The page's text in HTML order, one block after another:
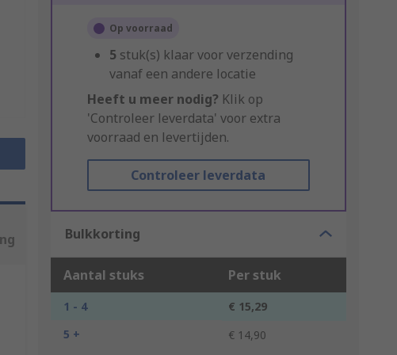
Op voorraad
5 stuk(s) klaar voor verzending
vanaf een andere locatie
Heeft u meer nodig? Klik op
'Controleer leverdata' voor extra
voorraad en levertijden.
Controleer leverdata
Bulkkorting
Aantal stuks Per stuk
1 - 4
€ 15,29
5 +
€ 14,90